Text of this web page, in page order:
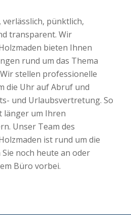
verlässlich, pünktlich,
transparent. Wir
bieten Ihnen
rund um das Thema
stellen professionelle
die Uhr auf Abruf und
und Urlaubsvertretung. So
länger um Ihren
Unser Team des
ist rund um die
noch heute an oder
Büro vorbei.